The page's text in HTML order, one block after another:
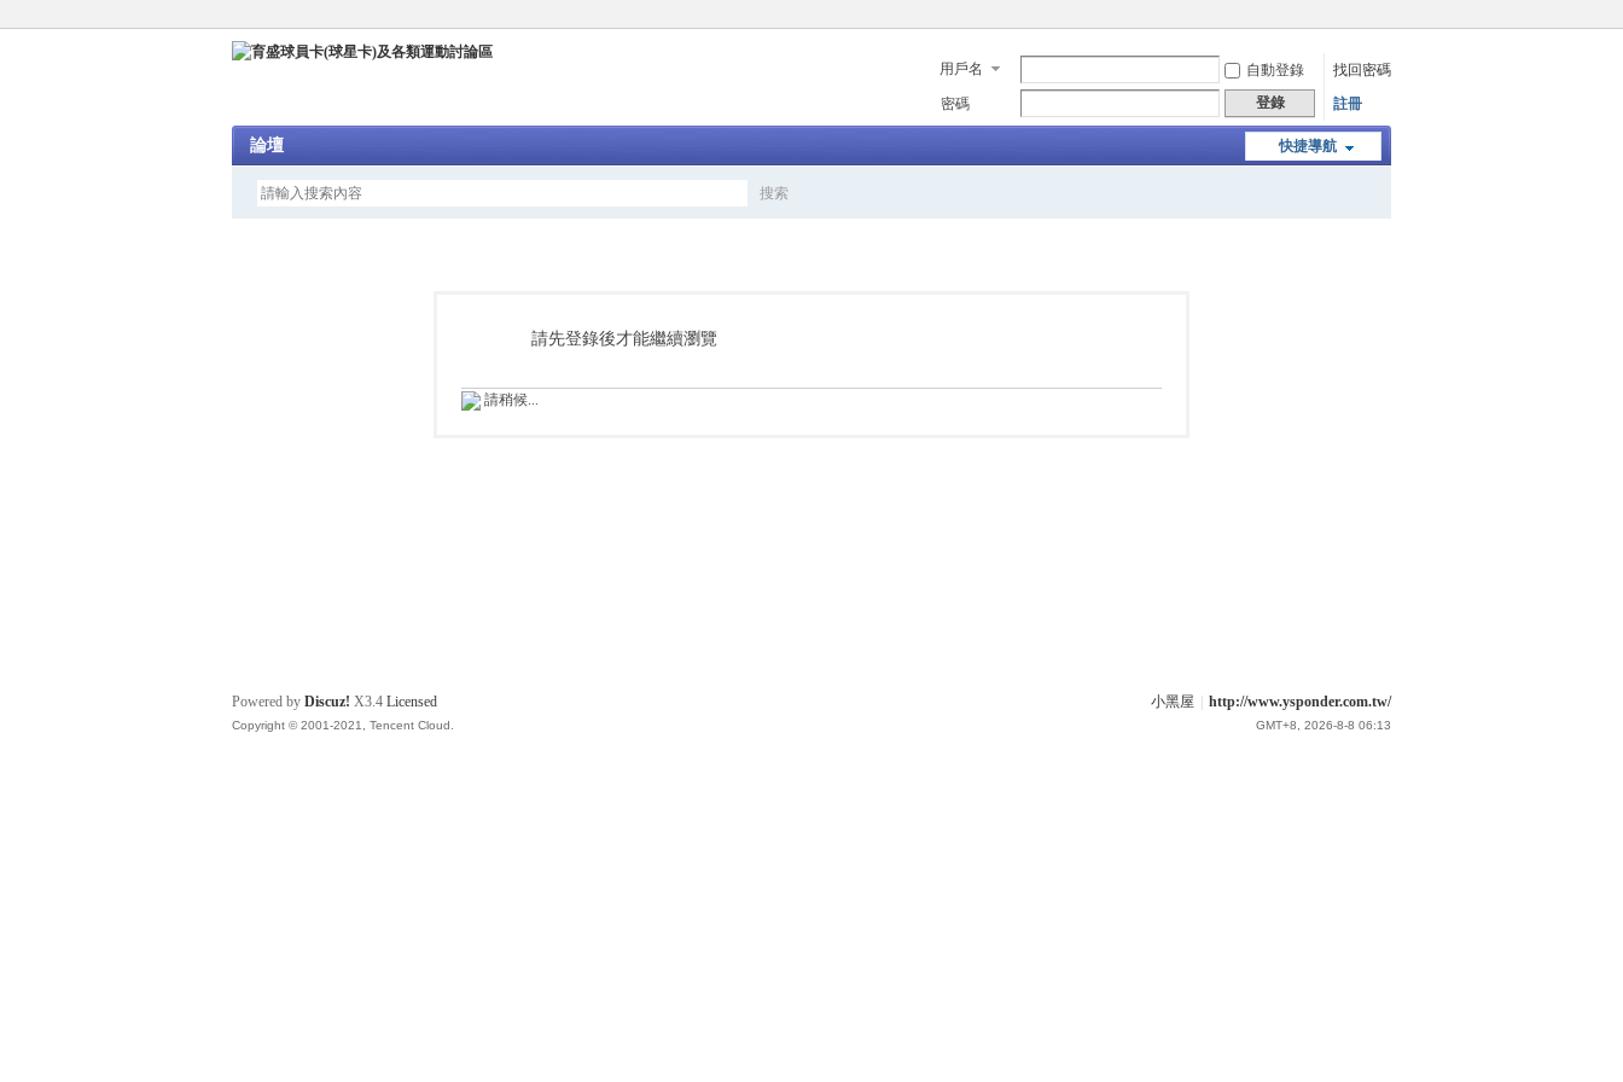
用戶名 自動登錄
找回密碼
密碼
登錄 註冊
快捷導航
論壇
搜索
請先登錄後才能繼續瀏覽
請稍候...
小黑屋 http://www.ysponder.com.tw/
GMT+8, 2026-8-8 06:13
Powered by Discuz! X3.4 Licensed
Copyright © 2001-2021, Tencent Cloud.